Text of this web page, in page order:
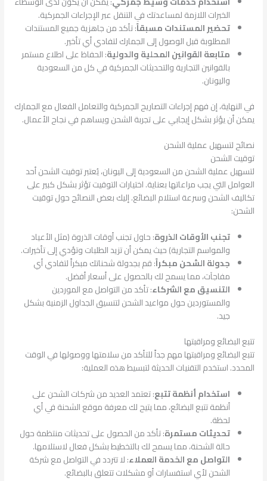
الخبرات اللازمة لمساعدتك في التنقل عبر الإجراءات الجمركية.
تحضير المستندات مسبقاً: تأكد من جاهزية جميع المستندات
المطلوبة قبل الوصول إلى الجمارك لتفادي أي تأخير.
متابعة القوانين المحلية والدولية: الحفاظ على اطلاع مستمر
بالقوانين التجارية والتحديثات الجمركية في كل من السعودية
واليونان.
في النهاية، إن فهم إجراءات التصاريح الجمركية والتعامل الفعال مع الجمارك
يمكن أن يؤثر بشكل إيجابي على تجربة الشحن ويساهم في نجاح الأعمال.
نصائح لتسهيل عملية الشحن
توقيت الشحن
لتسهيل عملية الشحن من السعودية إلى اليونان، يُعتبر توقيت الشحن أحد
العوامل التي يجب مراعاتها بعناية. اختيارات التوقيت تؤثر بشكل كبير على
تكاليف الشحن وسرعة استلام البضائع. إليك بعض النصائح حول توقيت
الشحن:
تجنب الأوقات الذروة: حاول تجنب أوقات الذروة (مثل الأعياد
والمواسم التجارية) حيث يمكن أن تزيد الطلبات وتؤدي إلى تأخيرات.
جدولة الشحن مبكراً: قم بجدولة شحناتك مبكراً لتفادي أي
مفاجآت، مما يسمح لك بالحصول على أسعار أفضل.
التنسيق مع الشركاء: تأكد من التواصل مع الموردين
والمستوردين حول مواعيد الشحن لتنسيق الجداول الزمنية بشكل
جيد.
تتبع البضائع ومراقبتها
تتبع البضائع ومراقبتها مهم جداً للتأكد من سلامتها ووصولها في الوقت
المحدد. استخدم التقنيات الحديثة لتبسيط هذه العملية:
استخدام أنظمة تتبع: تعتمد العديد من شركات الشحن على
أنظمة تتبع البضائع، مما يتيح لك معرفة موقع الشحنة في أي
لحظة.
تحديثات مستمرة: تأكد من الحصول على تحديثات منتظمة حول
حالة الشحنة، مما يسمح لك بالتخطيط بشكل فعال لاستلامها.
التواصل مع الخدمة العملاء: لا تتردد في التواصل مع شركة
الشحن لأي استفسارات أو مشكلات تتعلق بالبضائع.